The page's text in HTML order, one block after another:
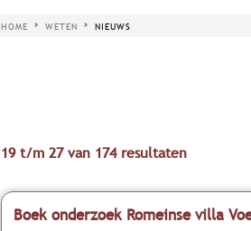
HOME WETEN NIEUWS
19 t/m 27 van 174 resultaten
Boek onderzoek Romeinse villa